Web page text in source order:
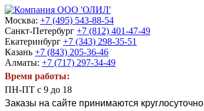
Москва: +7 (495) 543-88-54
Санкт-Петербург +7 (812) 401-47-49
Екатеринбург +7 (343) 298-35-51
Казань +7 (843) 205-36-46
Алматы: +7 (717) 297-34-49
Время работы:
ПН-ПТ с 9 до 18
Заказы на сайте принимаются круглосуточно